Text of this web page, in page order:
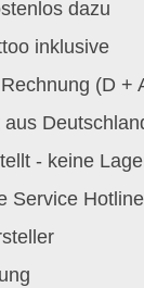
dazu
inklusive
(D +
- keine
Service Hotline